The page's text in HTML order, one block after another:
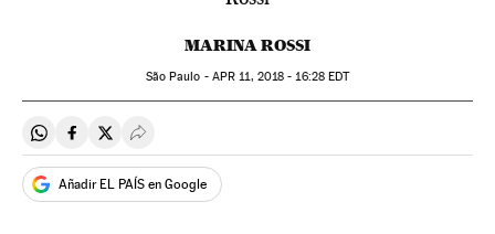
MARINA ROSSI
São Paulo - APR 11, 2018 - 16:28EDT
Compartir en Whatsapp
Compartir en Facebook
Compartir en Twitter
Desplegar Redes Sociales
Añadir EL PAÍS en Google